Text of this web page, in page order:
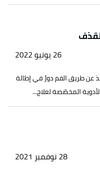
26 يونيو 2022
عن طريق الفم دورٌ في إطالة
المخصّصة لعلاج...
28 نوفمبر 2021